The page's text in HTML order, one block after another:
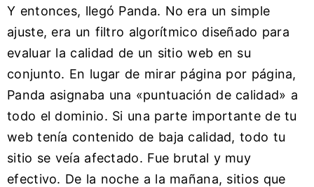
Y entonces, llegó Panda. No era un simple
ajuste, era un filtro algorítmico diseñado para
evaluar la calidad de un sitio web en su
conjunto. En lugar de mirar página por página,
Panda asignaba una «puntuación de calidad» a
todo el dominio. Si una parte importante de tu
web tenía contenido de baja calidad, todo tu
sitio se veía afectado. Fue brutal y muy
efectivo. De la noche a la mañana, sitios que